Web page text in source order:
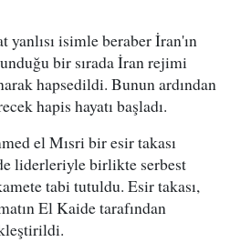
yanlısı isimle beraber İran'ın
bir sırada İran rejimi
hapsedildi. Bunun ardından
hapis hayatı başladı.
el Mısri bir esir takası
liderleriyle birlikte serbest
tabi tutuldu. Esir takası,
El Kaide tarafından